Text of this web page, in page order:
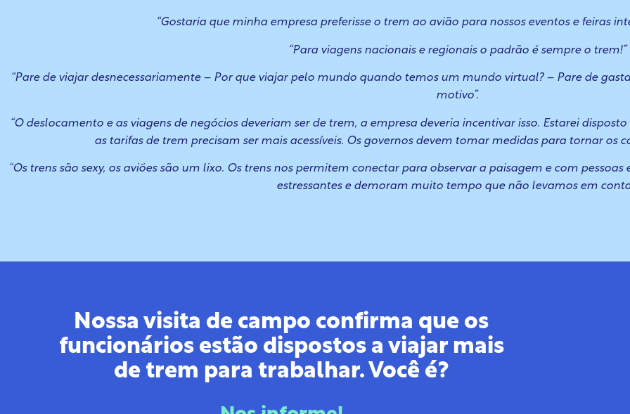
“Gostaria que minha empresa preferisse o trem ao avião para nossos eventos e feiras
“Para viagens nacionais e regionais o padrão é sempre o trem!”
“Pare de viajar desnecessariamente – Por que viajar pelo mundo quando temos um mundo virtual? – Pare de
motivo”.
“O deslocamento e as viagens de negócios deveriam ser de trem, a empresa deveria incentivar isso. Estarei
as tarifas de trem precisam ser mais acessíveis. Os governos devem tomar medidas para tornar os
“Os trens são sexy, os aviões são um lixo. Os trens nos permitem conectar para observar a paisagem e com
estressantes e demoram muito tempo que não levamos em
Nossa visita de campo confirma que os
funcionários estão dispostos a viajar mais
de trem para trabalhar. Você é?